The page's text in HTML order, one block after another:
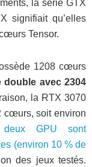
la série GTX
signifiait qu’elles
Tensor.
1208 cœurs
double avec 2304
la RTX 3070
cœurs, soit environ
deux GPU sont
(environ 10 % de
des jeux testés.